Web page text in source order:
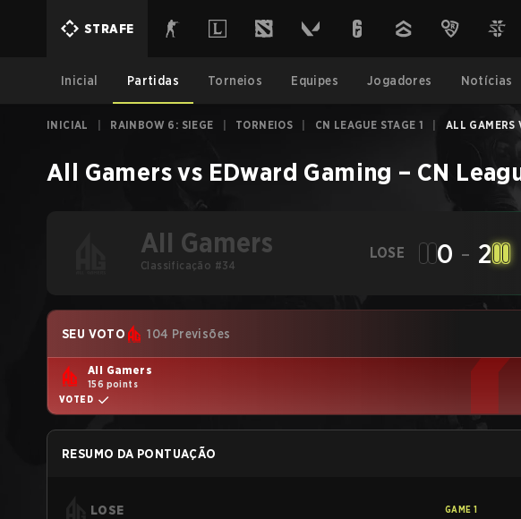
STRAFE
Inicial Partidas Torneios Equipes Jogadores Notícias
INICIAL RAINBOW 6: SIEGE TORNEIOS CN LEAGUE STAGE 1 ALL GAMERS
All Gamersvs EDward Gaming – CN
All Gamers
Classificação #34
LOSE 0 - 2
SEU VOTO 104 Previsões
All Gamers
156 points
VOTED
RESUMO DA PONTUAÇÃO
LOSE GAME 1